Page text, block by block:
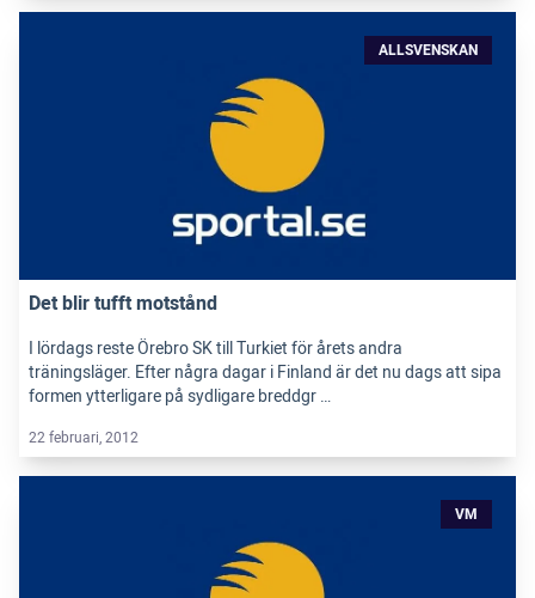
ALLSVENSKAN
Det blir tufft motstånd
I lördags reste Örebro SK till Turkiet för årets andra
träningsläger. Efter några dagar i Finland är det nu dags att sipa
formen ytterligare på sydligare breddgr …
22 februari, 2012
VM